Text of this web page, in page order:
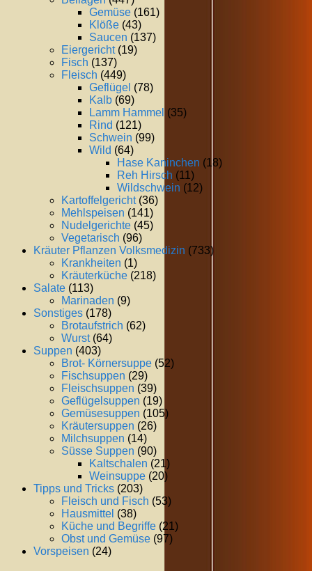
Gemüse (161)
Klöße (43)
Saucen (137)
Eiergericht(19)
Fisch (137)
Fleisch (449)
Geflügel (78)
Kalb (69)
Lamm Hammel (35)
Rind (121)
Schwein (99)
Wild (64)
Hase Kaninchen (18)
Reh Hirsch (11)
Wildschwein (12)
Kartoffelgericht(36)
Mehlspeisen (141)
Nudelgerichte (45)
Vegetarisch (96)
Kräuter Pflanzen Volksmedizin (733)
Krankheiten (1)
Kräuterküche (218)
Salate (113)
Marinaden (9)
Sonstiges (178)
Brotaufstrich (62)
Wurst(64)
Suppen (403)
Brot- Körnersuppe (52)
Fischsuppen (29)
Fleischsuppen (39)
Geflügelsuppen (19)
Gemüsesuppen (105)
Kräutersuppen (26)
Milchsuppen (14)
Süsse Suppen (90)
Kaltschalen (21)
Weinsuppe (20)
Tipps und Tricks (203)
Fleisch und Fisch (53)
Hausmittel (38)
Küche und Begriffe (21)
Obst und Gemüse (97)
Vorspeisen (24)